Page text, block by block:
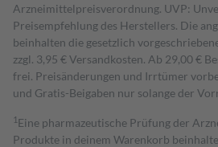
Arzneimittelpreisverordnung. UVP:
Preisempfehlung des Herstellers. Die
beinhalten die gesetzlich
zzgl. 3,95 € Versandkosten. Ab 29,00 €
frei. Preisänderungen und Irrtümer
und Gratis-Beigaben nur solange der
1 Eine pharmazeutische Prüfung der
Produkte in deinem Warenkorb